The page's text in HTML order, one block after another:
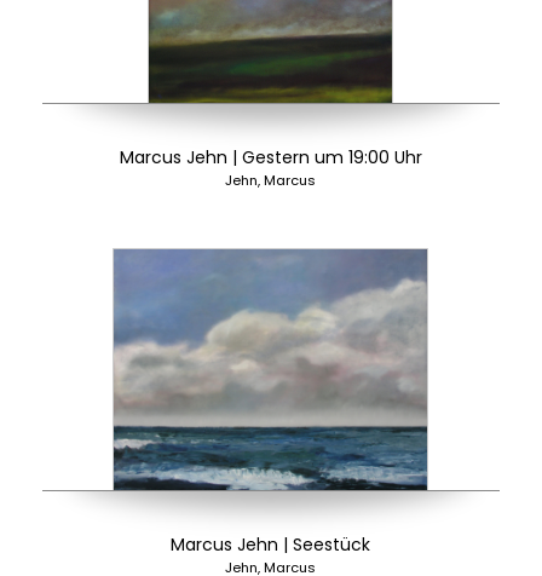
Marcus Jehn | Gestern um 19:00 Uhr
Jehn, Marcus
Marcus Jehn | Seestück
Jehn, Marcus